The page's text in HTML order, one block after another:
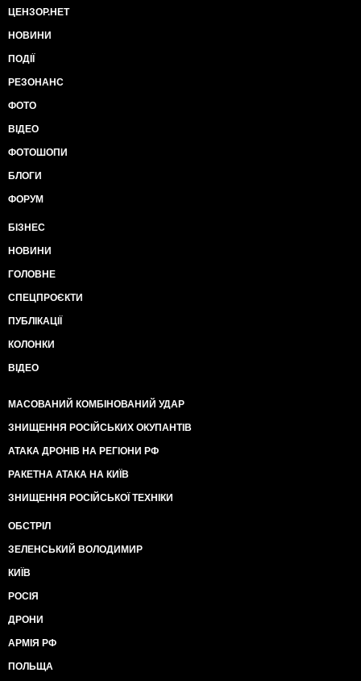
ЦЕНЗОР.НЕТ
НОВИНИ
ПОДІЇ
РЕЗОНАНС
ФОТО
ВІДЕО
ФОТОШОПИ
БЛОГИ
ФОРУМ
БІЗНЕС
НОВИНИ
ГОЛОВНЕ
СПЕЦПРОЄКТИ
ПУБЛІКАЦІЇ
КОЛОНКИ
ВІДЕО
МАСОВАНИЙ КОМБІНОВАНИЙ УДАР
ЗНИЩЕННЯ РОСІЙСЬКИХ ОКУПАНТІВ
АТАКА ДРОНІВ НА РЕГІОНИ РФ
РАКЕТНА АТАКА НА КИЇВ
ЗНИЩЕННЯ РОСІЙСЬКОЇ ТЕХНІКИ
ОБСТРІЛ
ЗЕЛЕНСЬКИЙ ВОЛОДИМИР
КИЇВ
РОСІЯ
ДРОНИ
АРМІЯ РФ
ПОЛЬЩА